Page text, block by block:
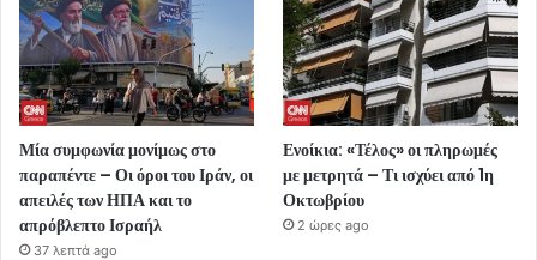
Μία συμφωνία μονίμως στο
παραπέντε – Οι όροι του Ιράν, οι
απειλές των ΗΠΑ και το
απρόβλεπτο Ισραήλ
37 λεπτά ago
Ενοίκια: «Τέλος» οι πληρωμές
με μετρητά – Τι ισχύει από 1η
Οκτωβρίου
2 ώρες ago